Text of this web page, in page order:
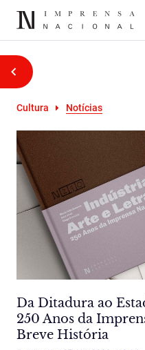
Cultura Notícias
Da Ditadura ao
250 Anos da
Breve História